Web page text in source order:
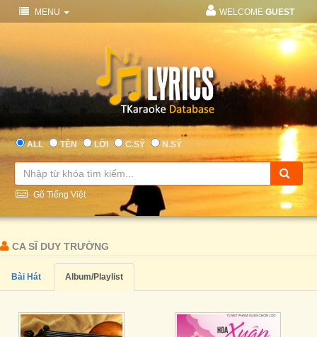
MENU WELCOME GUEST
ALL TÊN LỜI C.SỸ N.SỸ
Gõ Tiếng Việt
CA SĨ DUY TRƯỜNG
Bài Hát Album/Playlist